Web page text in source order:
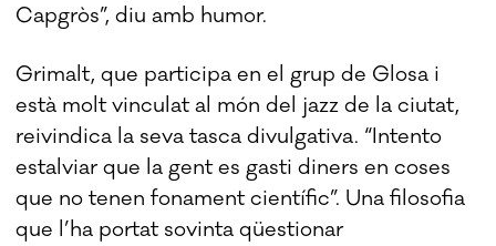
Capgròs”, diu amb humor.
Grimalt, que participa en el grup de Glosa i
està molt vinculat al món del jazz de la ciutat,
reivindica la seva tasca divulgativa. “Intento
estalviar que la gent es gasti diners en coses
que no tenen fonament científic”. Una filosofia
que l’ha portat sovinta qüestionar